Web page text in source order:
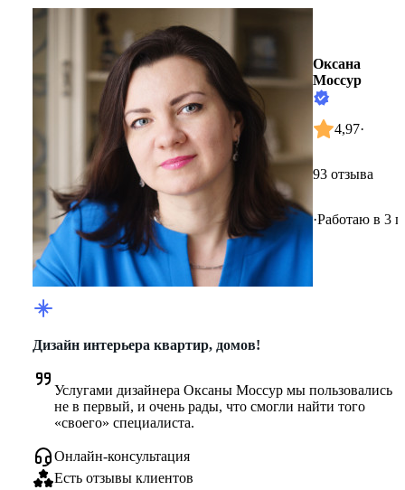
Оксана
Моссур
4,97·
93 отзыва
·Работаю в 3
Дизайн интерьера квартир, домов!
Услугами дизайнера Оксаны Моссур мы пользовались
не в первый, и очень рады, что смогли найти того
«своего» специалиста.
Онлайн-консультация
Есть отзывы клиентов